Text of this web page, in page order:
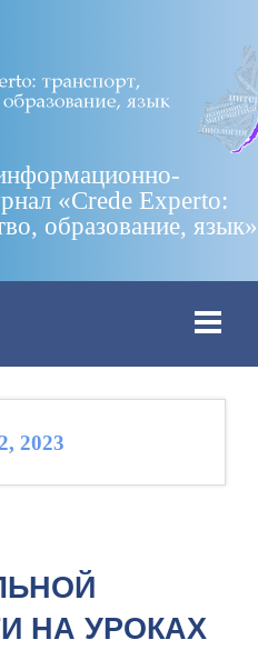
«Crede Experto:
образование, язык»
2023
НА УРОКАХ